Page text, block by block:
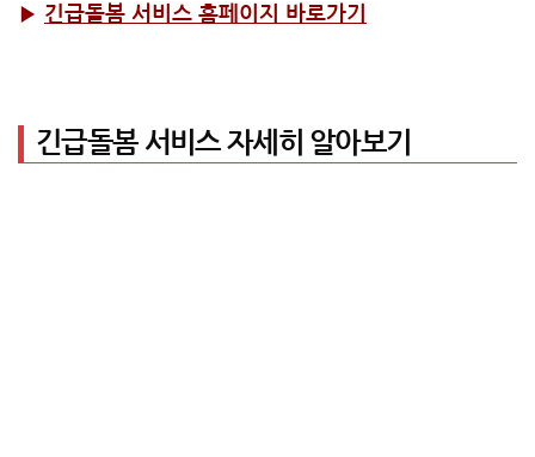
▶ 긴급돌봄 서비스 홈페이지 바로가기
긴급돌봄 서비스 자세히 알아보기